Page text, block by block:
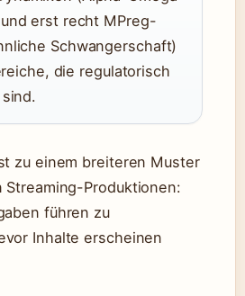
erst recht MPreg-
Schwangerschaft)
die regulatorisch
zu einem breiteren Muster
Produktionen:
führen zu
Inhalte erscheinen